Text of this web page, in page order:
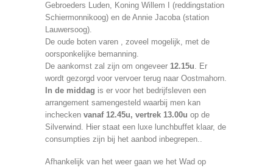
Gebroeders Luden, Koning Willem I (reddingstation
Schiermonnikoog) en de Annie Jacoba (station
Lauwersoog).
De oude boten varen , zoveel mogelijk, met de
oorsponkelijke bemanning.
De aankomst zal zijn om ongeveer 12.15u. Er
wordt gezorgd voor vervoer terug naar Oostmahorn.
In de middag is er voor het bedrijfsleven een
arrangement samengesteld waarbij men kan
inchecken vanaf 12.45u, vertrek 13.00u op de
Silverwind. Hier staat een luxe lunchbuffet klaar, de
consumpties zijn bij het aanbod inbegrepen..
Afhankelijk van het weer gaan we het Wad op